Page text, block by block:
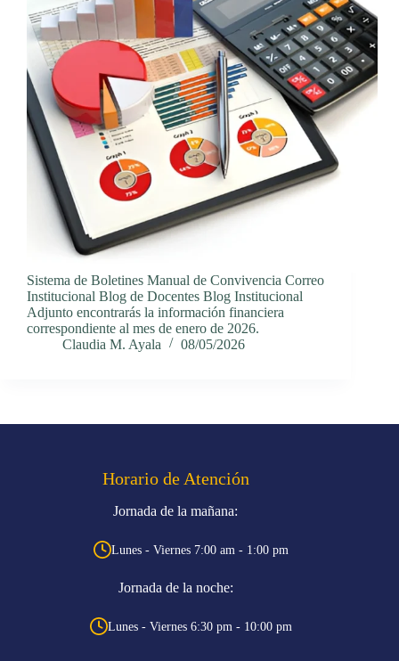
Sistema de Boletines Manual de Convivencia Correo
Institucional Blog de Docentes Blog Institucional
Adjunto encontrarás la información financiera
correspondiente al mes de enero de 2026.
Claudia M. Ayala
08/05/2026
Horario de Atención
Jornada de la mañana:
Lunes - Viernes 7:00 am - 1:00 pm
Jornada de la noche:
Lunes - Viernes 6:30 pm - 10:00 pm